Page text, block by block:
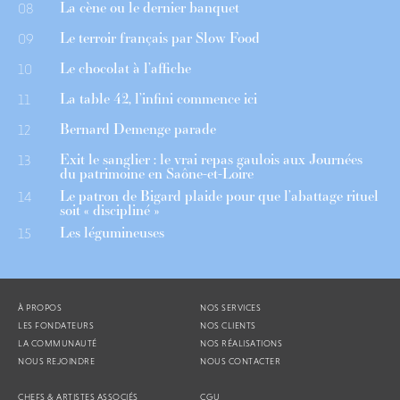
08 La cène ou le dernier banquet
09 Le terroir français par Slow Food
10 Le chocolat à l’affiche
11 La table 42, l’infini commence ici
12 Bernard Demenge parade
13 Exit le sanglier : le vrai repas gaulois aux Journées
du patrimoine en Saône-et-Loire
14 Le patron de Bigard plaide pour que l’abattage rituel
soit « discipliné »
15 Les légumineuses
À PROPOS
LES FONDATEURS
LA COMMUNAUTÉ
NOUS REJOINDRE
NOS SERVICES
NOS CLIENTS
NOS RÉALISATIONS
NOUS CONTACTER
CHEFS & ARTISTES ASSOCIÉS CGU